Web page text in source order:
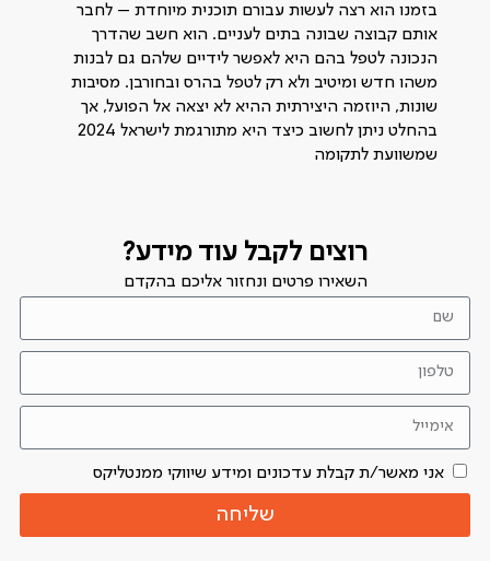
רוצים לקבל עוד מידע?
השאירו פרטים ונחזור אליכם בהקדם
אני מאשר/ת קבלת עדכונים ומידע שיווקי ממנטליקס
שליחה
בזמנו הוא רצה לעשות עבורם תוכנית מיוחדת – לחבר
אותם קבוצה שבונה בתים לעניים. הוא חשב שהדרך
הנכונה לטפל בהם היא לאפשר לידיים שלהם גם לבנות
משהו חדש ומיטיב ולא רק לטפל בהרס ובחורבן. מסיבות
שונות, היוזמה היצירתית ההיא לא יצאה אל הפועל, אך
בהחלט ניתן לחשוב כיצד היא מתורגמת לישראל 2024
שמשוועת לתקומה